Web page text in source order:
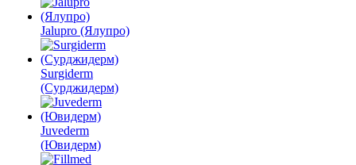
Jalupro (Ялупро)
Surgiderm
(Сурджидерм)
Juvederm
(Ювидерм)